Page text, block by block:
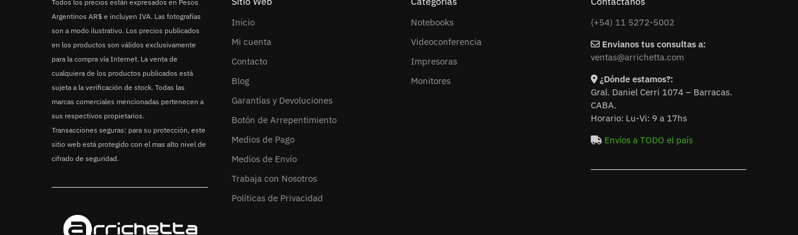
Todos los precios están expresados en Pesos
Argentinos AR$ e incluyen IVA. Las fotografías
son a modo ilustrativo. Los precios publicados
en los productos son válidos exclusivamente
para la compra vía Internet. La venta de
cualquiera de los productos publicados está
sujeta a la verificación de stock. Todas las
marcas comerciales mencionadas pertenecen a
sus respectivos propietarios.
Transacciones seguras: para su protección, este
sitio web está protegido con el mas alto nivel de
cifrado de seguridad.
Inicio
Mi cuenta
Contacto
Blog
Garantías y Devoluciones
Botón de Arrepentimiento
Medios de Pago
Medios de Envío
Trabaja con Nosotros
Políticas de Privacidad
Notebooks
Videoconferencia
Impresoras
Monitores
(+54) 11 5272-5002
Envianos tus consultas a:
ventas@arrichetta.com
¿Dónde estamos?:
Gral. Daniel Cerri 1074 – Barracas.
CABA.
Horario: Lu-Vi: 9 a 17hs
Envíos a TODO el país